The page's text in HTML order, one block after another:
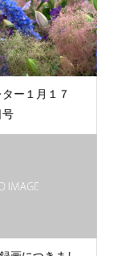
ー１月１７
号